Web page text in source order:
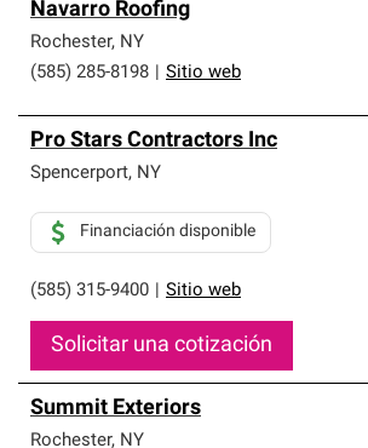
Navarro Roofing
Rochester, NY
(585) 285-8198
Sitio web
Pro Stars Contractors Inc
Spencerport, NY
(585) 315-9400 Sitio web
Financiación disponible
Solicitar una cotización
Summit Exteriors
Rochester, NY